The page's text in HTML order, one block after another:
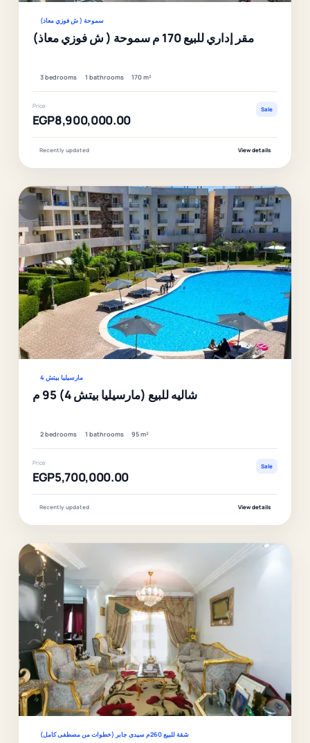
سموحة ( ش فوزي معاذ)
مقر إداري للبيع 170 م سموحة ( ش فوزي معاذ)
3 bedrooms 1 bathrooms 170 m²
Price
EGP8,900,000.00
Sale
Recently updated View details
مارسيليا بيتش 4
شاليه للبيع (مارسيليا بيتش 4) 95 م
2 bedrooms 1 bathrooms 95 m²
Price
EGP5,700,000.00
Sale
Recently updated View details
شقة للبيع 260م سيدى جابر (خطوات من مصطفى كامل)